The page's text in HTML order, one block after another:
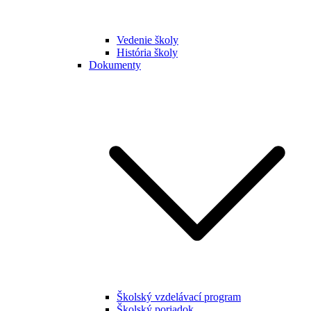
Vedenie školy
História školy
Dokumenty
Školský vzdelávací program